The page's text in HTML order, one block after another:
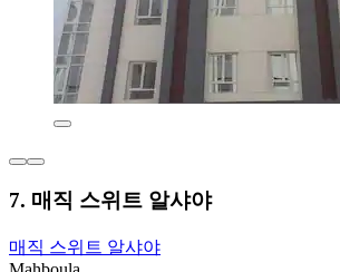
7. 매직 스위트 알샤야
매직 스위트 알샤야